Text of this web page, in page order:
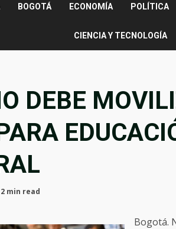
BOGOTÁ ECONOMÍA POLÍTICA
CIENCIA Y TECNOLOGÍA
DEBE
2 min read
Bogotá.